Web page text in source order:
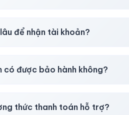
để nhận tài khoản?
có được bảo hành không?
thức thanh toán hỗ trợ?